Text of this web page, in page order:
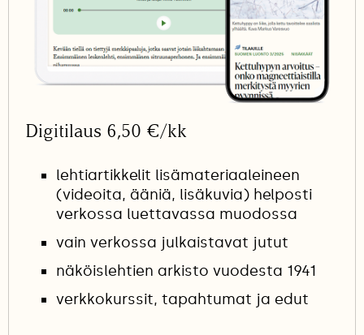
Digitilaus 6,50 €/kk
lehtiartikkelit lisämateriaaleineen
(videoita, ääniä, lisäkuvia) helposti
verkossa luettavassa muodossa
vain verkossa julkaistavat jutut
näköislehtien arkisto vuodesta 1941
verkkokurssit, tapahtumat ja edut